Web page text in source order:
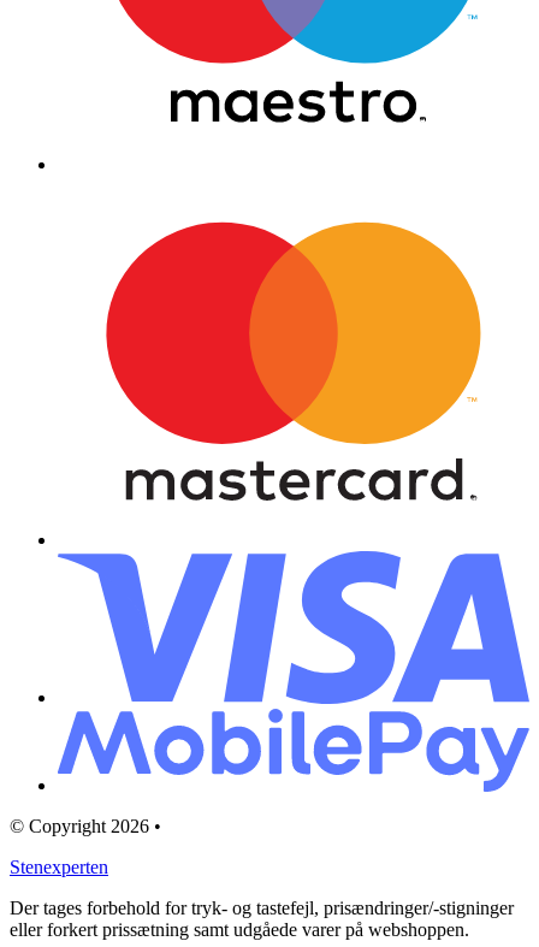
© Copyright 2026 •
Stenexperten
Der tages forbehold for tryk- og tastefejl, prisændringer/-stigninger
eller forkert prissætning samt udgåede varer på webshoppen.